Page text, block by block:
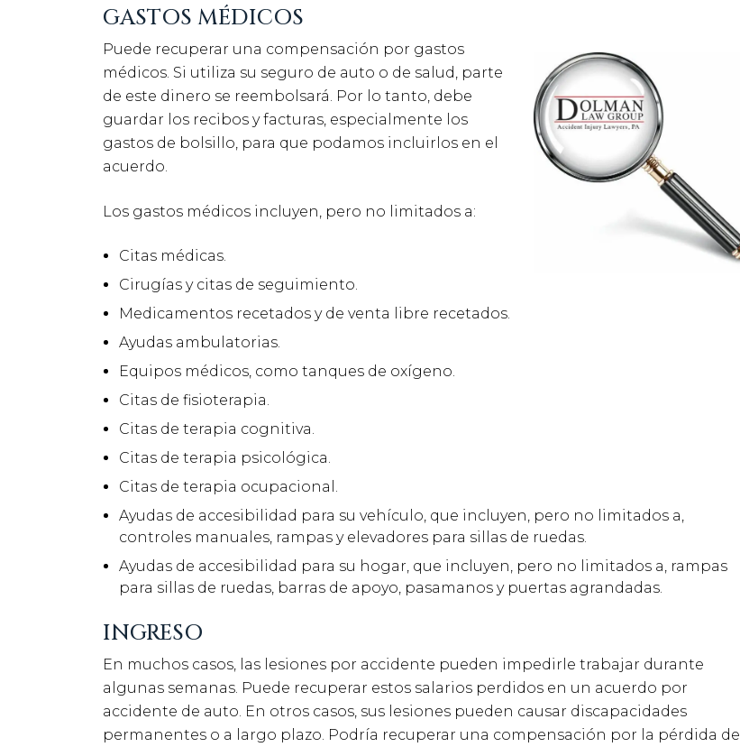
GASTOS MÉDICOS
Puede recuperar una compensación por gastos
médicos. Si utiliza su seguro de auto o de salud, parte
de este dinero se reembolsará. Por lo tanto, debe
guardar los recibos y facturas, especialmente los
gastos de bolsillo, para que podamos incluirlos en el
acuerdo.
Los gastos médicos incluyen, pero no limitados a:
Citas médicas.
Cirugías y citas de seguimiento.
Medicamentos recetados y de venta libre recetados.
Ayudas ambulatorias.
Equipos médicos, como tanques de oxígeno.
Citas de fisioterapia.
Citas de terapia cognitiva.
Citas de terapia psicológica.
Citas de terapia ocupacional.
Ayudas de accesibilidad para su vehículo, que incluyen, pero no limitados a,
controles manuales, rampas y elevadores para sillas de ruedas.
Ayudas de accesibilidad para su hogar, que incluyen, pero no limitados a, rampas
para sillas de ruedas, barras de apoyo, pasamanos y puertas agrandadas.
INGRESO
En muchos casos, las lesiones por accidente pueden impedirle trabajar durante
algunas semanas. Puede recuperar estos salarios perdidos en un acuerdo por
accidente de auto. En otros casos, sus lesiones pueden causar discapacidades
permanentes o a largo plazo. Podría recuperar una compensación por la pérdida de